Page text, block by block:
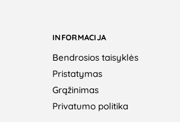
INFORMACIJA
Bendrosios taisyklės
Pristatymas
Grąžinimas
Privatumo politika